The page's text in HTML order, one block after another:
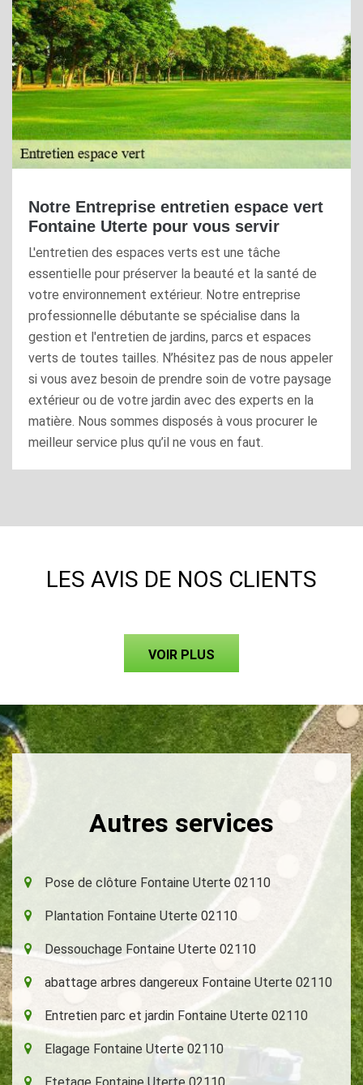
Notre Entreprise entretien espace vert
Fontaine Uterte pour vous servir
L'entretien des espaces verts est une tâche
essentielle pour préserver la beauté et la santé de
votre environnement extérieur. Notre entreprise
professionnelle débutante se spécialise dans la
gestion et l'entretien de jardins, parcs et espaces
verts de toutes tailles. N’hésitez pas de nous appeler
si vous avez besoin de prendre soin de votre paysage
extérieur ou de votre jardin avec des experts en la
matière. Nous sommes disposés à vous procurer le
meilleur service plus qu’il ne vous en faut.
LES AVIS DE NOS CLIENTS
VOIR PLUS
Autres services
Pose de clôture Fontaine Uterte 02110
Plantation Fontaine Uterte 02110
Dessouchage Fontaine Uterte 02110
abattage arbres dangereux Fontaine Uterte 02110
Entretien parc et jardin Fontaine Uterte 02110
Elagage Fontaine Uterte 02110